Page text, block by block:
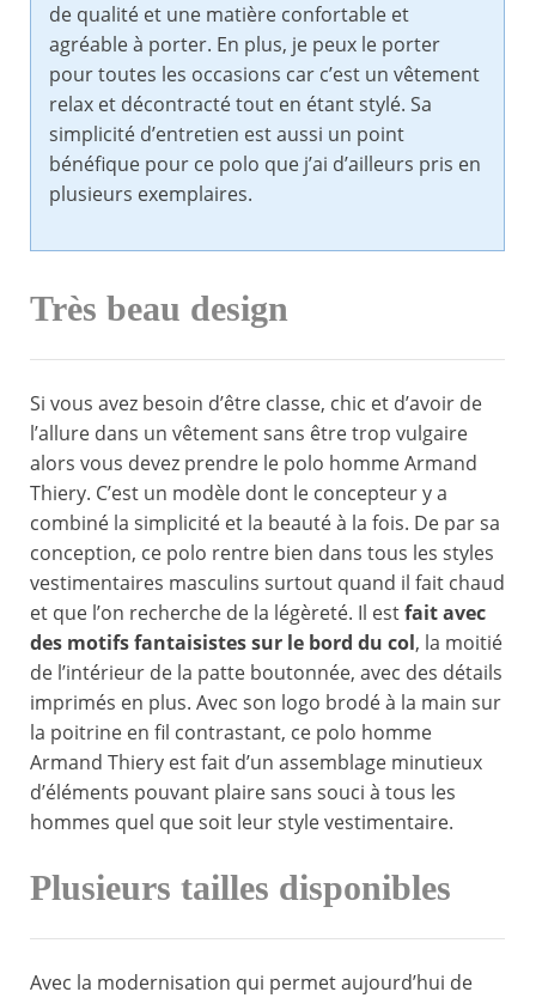
de qualité et une matière confortable et
agréable à porter. En plus, je peux le porter
pour toutes les occasions car c’est un vêtement
relax et décontracté tout en étant stylé. Sa
simplicité d’entretien est aussi un point
bénéfique pour ce polo que j’ai d’ailleurs pris en
plusieurs exemplaires.
Très beau design
Si vous avez besoin d’être classe, chic et d’avoir de
l’allure dans un vêtement sans être trop vulgaire
alors vous devez prendre le polo homme Armand
Thiery. C’est un modèle dont le concepteur y a
combiné la simplicité et la beauté à la fois. De par sa
conception, ce polo rentre bien dans tous les styles
vestimentaires masculins surtout quand il fait chaud
et que l’on recherche de la légèreté. Il estfait avec
des motifs fantaisistes sur le bord du col, la moitié
de l’intérieur de la patte boutonnée, avec des détails
imprimés en plus. Avec son logo brodé à la main sur
la poitrine en fil contrastant, ce polo homme
Armand Thiery est fait d’un assemblage minutieux
d’éléments pouvant plaire sans souci à tous les
hommes quel que soit leur style vestimentaire.
Plusieurs tailles disponibles
Avec la modernisation qui permet aujourd’hui de